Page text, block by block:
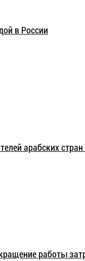
в России
арабских
работы